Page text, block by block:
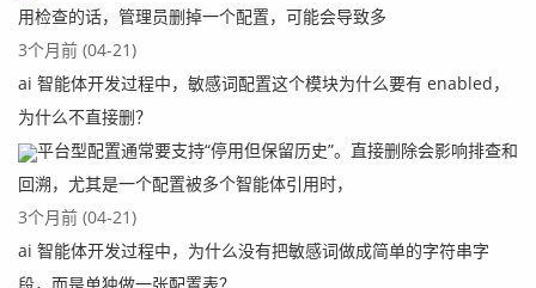
用检查的话，管理员删掉一个配置，可能会导致多
3个月前 (04-21)
ai 智能体开发过程中，敏感词配置这个模块为什么要有 enabled，
为什么不直接删？
平台型配置通常要支持“停用但保留历史”。直接删除会影响排查和
回溯，尤其是一个配置被多个智能体引用时，
3个月前 (04-21)
ai 智能体开发过程中，为什么没有把敏感词做成简单的字符串字